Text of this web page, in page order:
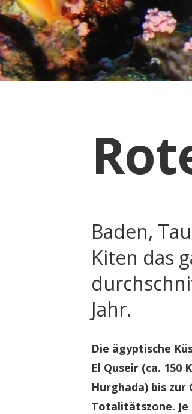
Baden,
Kiten das
Jahr.
Die ägyptische
El Quseir (ca. 150
Hurghada) bis zur
Totalitätszone.